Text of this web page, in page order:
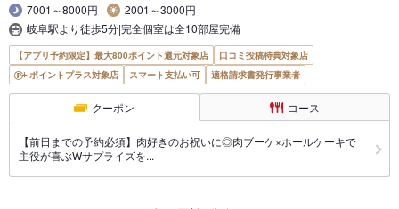
7001～8000円
2001～3000円
岐阜駅より徒歩5分|完全個室は全10部屋完備
【アプリ予約限定】最大800ポイント還元対象店
口コミ投稿特典対象店
ポイントプラス対象店
スマート支払い可 適格請求書発行事業者
クーポン コース
【前日までの予約必須】肉好きのお祝いに◎肉ブーケ×ホールケーキで
主役が喜ぶWサプライズを...